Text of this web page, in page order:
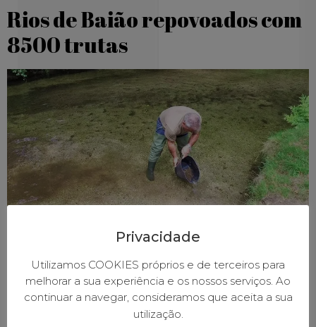
Rios de Baião repovoados com
8500 trutas
perto de 30 mil trutas. A Câmara Municipal de Baião e
o Instituto da Conservação da Natureza e das
Florestas (ICNF) repovoaram na última quinta feira, 25
de junho, os rios Ovil e Teixeira com 8500 trutas. A
Privacidade
Utilizamos COOKIES próprios e de terceiros para
melhorar a sua experiência e os nossos serviços. Ao
continuar a navegar, consideramos que aceita a sua
utilização.